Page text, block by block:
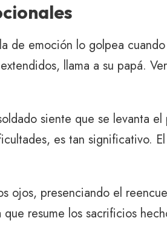
de emoción lo golpea
llama a su papá.
siente que se levanta
es tan significativo.
ojos, presenciando el
resume los sacrificios